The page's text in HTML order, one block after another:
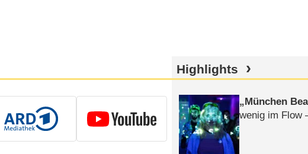
Highlights
München
wenig im Flow